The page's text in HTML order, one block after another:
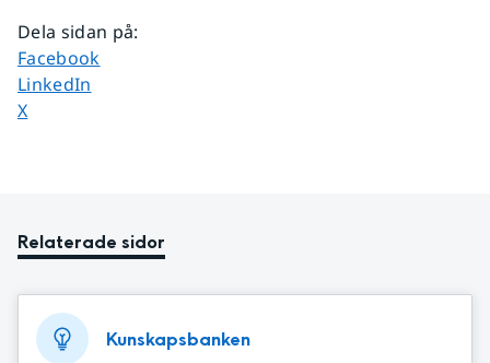
Dela sidan på:
Dela sidan på
Facebook
Dela sidan på
LinkedIn
Dela sidan på
X
Relaterade sidor
Kunskapsbanken